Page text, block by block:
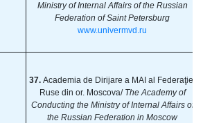
Ministry of Internal Affairs of the Russian
Federation of Saint Petersburg
www.univermvd.ru
37. Academia de Dirijare a MAI al Federaţiei
Ruse din or. Moscova/ The Academy of
Conducting the Ministry of Internal Affairs of
the Russian Federation in Moscow